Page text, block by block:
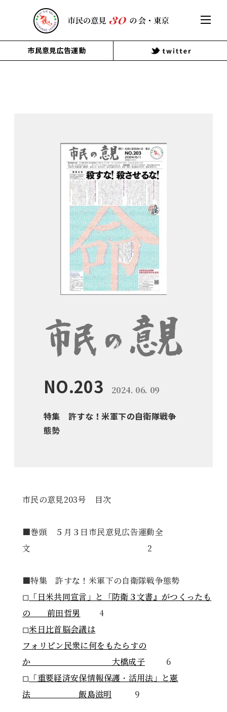
市民意見広告運動
NO.203 2024. 06. 09
特集 許すな！米軍下の自衛隊戦争
態勢
市民の意見203号 目次
■巻頭 ５月３日市民意見広告運動全
文 2
■特集 許すな！米軍下の自衛隊戦争態勢
◻︎「日米共同宣言」と「防衛３文書』がつくったも
の 前田哲男 4
◻︎米日比首脳会議は
フォリピン民衆に何をもたらすの
か 大橋成子6
◻︎「重要経済安保情報保護・活用法」と憲
法 飯島滋明 9